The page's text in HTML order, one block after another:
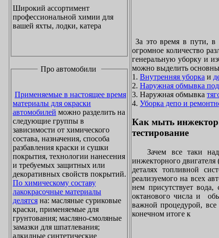
Широкий ассортимент
профессиональной химии для
вашей яхты, лодки, катера
Про автомобили
Применяемые в настоящее время
материалы для окраски
автомобилей можно разделить на
следующие группы в
зависимости от химического
состава, назначения, способа
разбавления краски и сушки
покрытия, технологии нанесения
и требуемых защитных или
декоративных свойств покрытий.
По химическому составу
лакокрасочные материалы
делятся на: масляные суриковые
краски, применяемые для
грунтования; масляно-смоляные
замазки для шпатлевания;
алкидные синтетические
За это время в пути,
огромное количество
генеральную уборку и
можно выделить
1. Внутренняя уборка и
2. Наружная обмывка
3. Наружная обмывка
4. Уборка депо и
Как мыть
тестирование
Зачем все таки
инжекторного
деталях топливной
реализуемого на всех
нем присутствует
октанового числа и
важной процедурой, все
конечном итоге к